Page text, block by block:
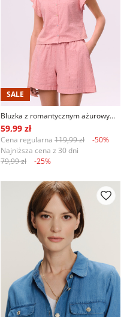
SALE
Bluzka z romantycznym ażurowym haftem
59,99 zł
Cena regularna 119,99 zł
-50%
Najniższa cena z 30 dni
79,99 zł
-25%